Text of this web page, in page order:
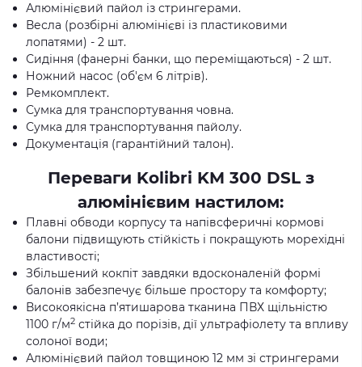
Алюмінієвий пайол із стрингерами.
Весла (розбірні алюмінієві із пластиковими
лопатями) - 2 шт.
Сидіння (фанерні банки, що переміщаються) - 2 шт.
Ножний насос (об'єм 6 літрів).
Ремкомплект.
Сумка для транспортування човна.
Сумка для транспортування пайолу.
Документація (гарантійний талон).
Переваги Kolibri KM 300 DSL з
алюмінієвим настилом:
Плавні обводи корпусу та напівсферичні кормові
балони підвищують стійкість і покращують морехідні
властивості;
Збільшений кокпіт завдяки вдосконаленій формі
балонів забезпечує більше простору та комфорту;
Високоякісна п’ятишарова тканина ПВХ щільністю
1100 г/м2 стійка до порізів, дії ультрафіолету та впливу
солоної води;
Алюмінієвий пайол товщиною 12 мм зі стрингерами